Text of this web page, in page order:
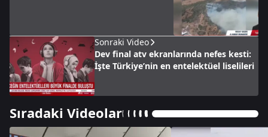
Sonraki Video
Dev final atv ekranlarında nefes kesti:
İşte Türkiye’nin en entelektüel liselileri
Sıradaki Videolar